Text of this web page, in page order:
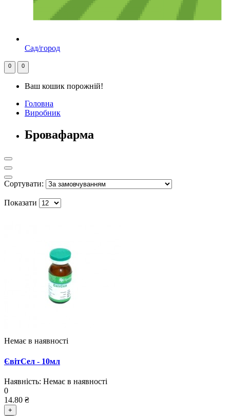
Сад/город
0 0
Ваш кошик порожній!
Головна
Виробник
Бровафарма
Сортувати:
Показати
Немає в наявності
ЄвітСел - 10мл
Наявність: Немає в наявності
0
14.80 ₴
+